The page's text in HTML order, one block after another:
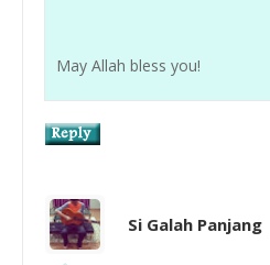
May Allah bless you!
Si Galah Panjang